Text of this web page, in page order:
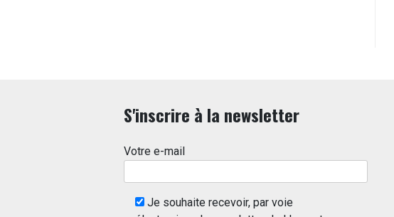
S'inscrire à la newsletter
Votre e-mail
Je souhaite recevoir, par voie